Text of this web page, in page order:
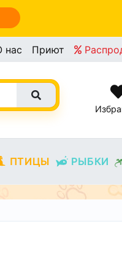
нас Приют
ПТИЦЫ РЫБКИ